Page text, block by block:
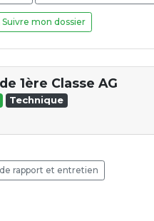
Suivre mon dossier
1ère Classe AG
Technique
rapport et entretien